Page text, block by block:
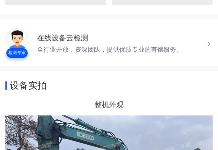
检测专家
在线设备云检测
全行业开放，资深团队，提供优质专业的有偿服务。
设备实拍
整机外观